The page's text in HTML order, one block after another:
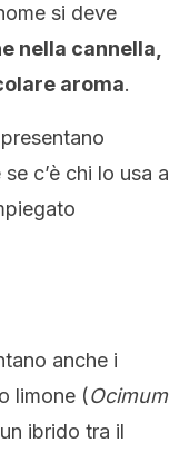
si deve
nella cannella,
aroma.
c’è chi lo usa a
anche i
limone (Ocimum
ibrido tra il